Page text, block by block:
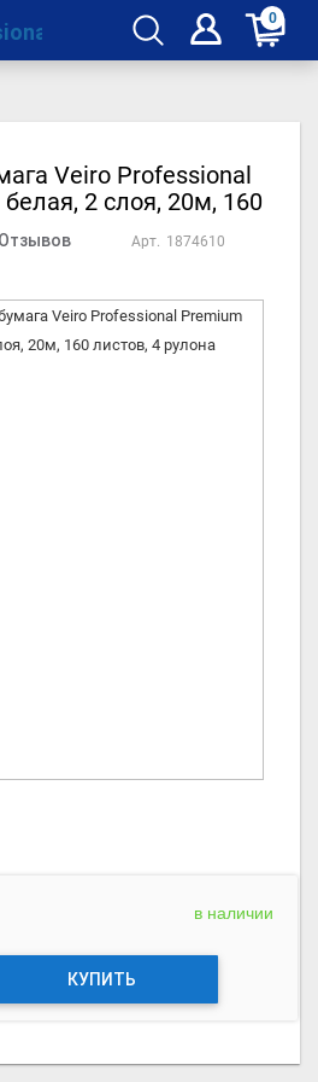
0
Veiro Professional
2 слоя, 20м, 160
4 рулонаАрт. 1874610
в наличии
КУПИТЬ